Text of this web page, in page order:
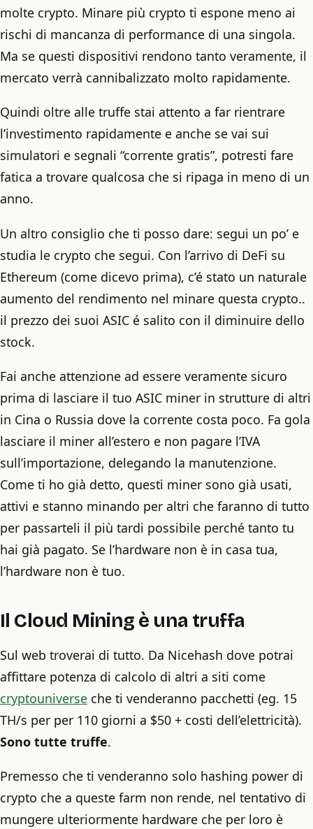
molte crypto. Minare più crypto ti espone meno ai
rischi di mancanza di performance di una singola.
Ma se questi dispositivi rendono tanto veramente, il
mercato verrà cannibalizzato molto rapidamente.
Quindi oltre alle truffe stai attento a far rientrare
l’investimento rapidamente e anche se vai sui
simulatori e segnali “corrente gratis”, potresti fare
fatica a trovare qualcosa che si ripaga in meno di un
anno.
Un altro consiglio che ti posso dare: segui un po’ e
studia le crypto che segui. Con l’arrivo di DeFi su
Ethereum (come dicevo prima), c’é stato un naturale
aumento del rendimento nel minare questa crypto..
il prezzo dei suoi ASIC é salito con il diminuire dello
stock.
Fai anche attenzione ad essere veramente sicuro
prima di lasciare il tuo ASIC miner in strutture di altri
in Cina o Russia dove la corrente costa poco. Fa gola
lasciare il miner all’estero e non pagare l’IVA
sull’importazione, delegando la manutenzione.
Come ti ho già detto, questi miner sono già usati,
attivi e stanno minando per altri che faranno di tutto
per passarteli il più tardi possibile perché tanto tu
hai già pagato. Se l’hardware non è in casa tua,
l’hardware non è tuo.
Il Cloud Mining è una truffa
Sul web troverai di tutto. Da Nicehash dove potrai
affittare potenza di calcolo di altri a siti come
cryptouniverse che ti venderanno pacchetti (eg. 15
TH/s per per 110 giorni a $50 + costi dell’elettricità).
Sono tutte truffe.
Premesso che ti venderanno solo hashing power di
crypto che a queste farm non rende, nel tentativo di
mungere ulteriormente hardware che per loro è